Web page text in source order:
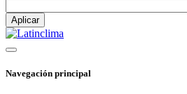
Navegación principal